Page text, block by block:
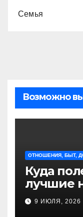
Семья
Возможно
ОТНОШЕНИЯ, БЫТ,
Куда
лучшие
отдыха
9 ИЮЛЯ, 2026